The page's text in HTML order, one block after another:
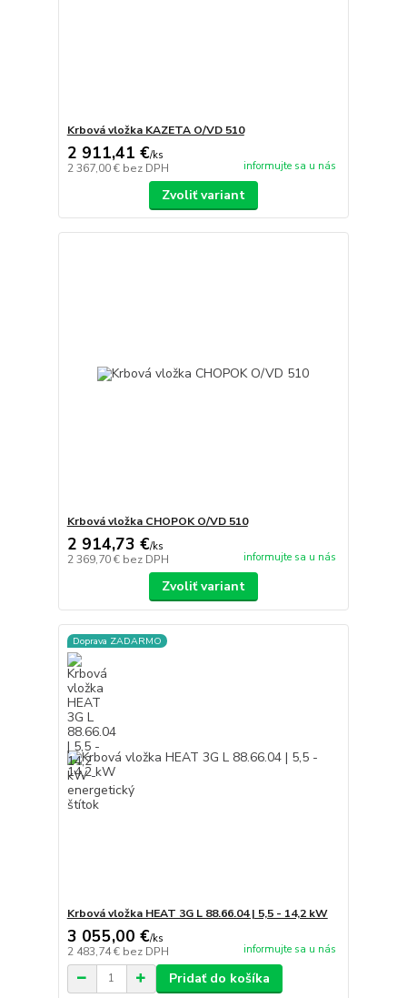
Krbová vložka KAZETA O/VD 510
2 911,41 €/ks
2 367,00 € bez DPH informujte sa u nás
Zvoliť variant
Krbová vložka CHOPOK O/VD 510
2 914,73 €/ks
2 369,70 € bez DPH informujte sa u nás
Zvoliť variant
Doprava ZADARMO
Krbová vložka HEAT 3G L 88.66.04 | 5,5 - 14,2 kW
3 055,00 €/ks
2 483,74 € bez DPH informujte sa u nás
Pridať do košíka